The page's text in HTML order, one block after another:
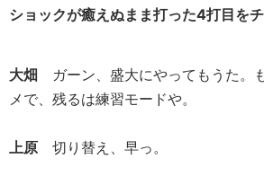
ショックが癒えぬまま打った4打目をチ
大畑 ガーン、盛大にやってもうた。
メで、残るは練習モードや。
上原 切り替え、早っ。